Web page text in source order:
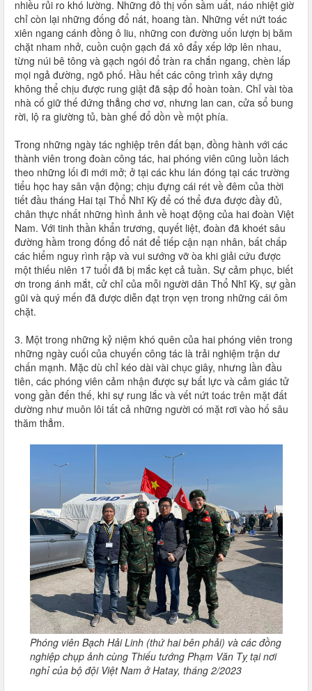
nhiều rủi ro khó lường. Những đô thị vốn sầm uất, náo nhiệt giờ
chỉ còn lại những đống đổ nát, hoang tàn. Những vết nứt toác
xiên ngang cánh đồng ô liu, những con đường uốn lượn bị băm
chặt nham nhở, cuồn cuộn gạch đá xô đẩy xếp lớp lên nhau,
từng núi bê tông và gạch ngói đổ tràn ra chắn ngang, chèn lấp
mọi ngả đường, ngõ phố. Hầu hết các công trình xây dựng
không thể chịu được rung giật đã sập đổ hoàn toàn. Chỉ vài tòa
nhà cố giữ thế đứng thẳng chơ vơ, nhưng lan can, cửa sổ bung
rời, lộ ra giường tủ, bàn ghế đổ dồn về một phía.
Trong những ngày tác nghiệp trên đất bạn, đồng hành với các
thành viên trong đoàn công tác, hai phóng viên cũng luồn lách
theo những lối đi mới mở; ở tại các khu lán đóng tại các trường
tiểu học hay sân vận động; chịu đựng cái rét về đêm của thời
tiết đầu tháng Hai tại Thổ Nhĩ Kỳ để có thể đưa được đầy đủ,
chân thực nhất những hình ảnh về hoạt động của hai đoàn Việt
Nam. Với tinh thần khẩn trương, quyết liệt, đoàn đã khoét sâu
đường hầm trong đống đổ nát để tiếp cận nạn nhân, bất chấp
các hiểm nguy rình rập và vui sướng vỡ òa khi giải cứu được
một thiếu niên 17 tuổi đã bị mắc kẹt cả tuần. Sự cảm phục, biết
ơn trong ánh mắt, cử chỉ của mỗi người dân Thổ Nhĩ Kỳ, sự gần
gũi và quý mến đã được diễn đạt trọn vẹn trong những cái ôm
chặt.
3. Một trong những kỷ niệm khó quên của hai phóng viên trong
những ngày cuối của chuyến công tác là trải nghiệm trận dư
chấn mạnh. Mặc dù chỉ kéo dài vài chục giây, nhưng lần đầu
tiên, các phóng viên cảm nhận được sự bất lực và cảm giác tử
vong gần đến thế, khi sự rung lắc và vết nứt toác trên mặt đất
dường như muôn lôi tất cả những người có mặt rơi vào hố sâu
thăm thẳm.
Phóng viên Bạch Hải Linh (thứ hai bên phải) và các đồng
nghiệp chụp ảnh cùng Thiếu tướng Phạm Văn Tỵ tại nơi
nghỉ của bộ đội Việt Nam ở Hatay, tháng 2/2023